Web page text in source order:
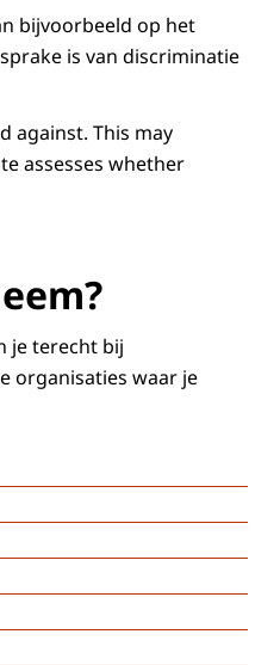
bijvoorbeeld op het
is van discriminatie
against. This may
assesses whether
je terecht bij
organisaties waar je
de politie of een
de